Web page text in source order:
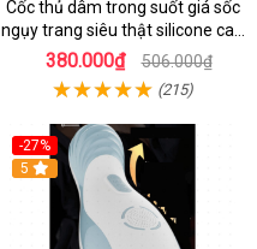
Cốc thủ dâm trong suốt giá sốc
ngụy trang siêu thật silicone cao
cấp
380.000₫ 506.000₫
(215)
-27%
5